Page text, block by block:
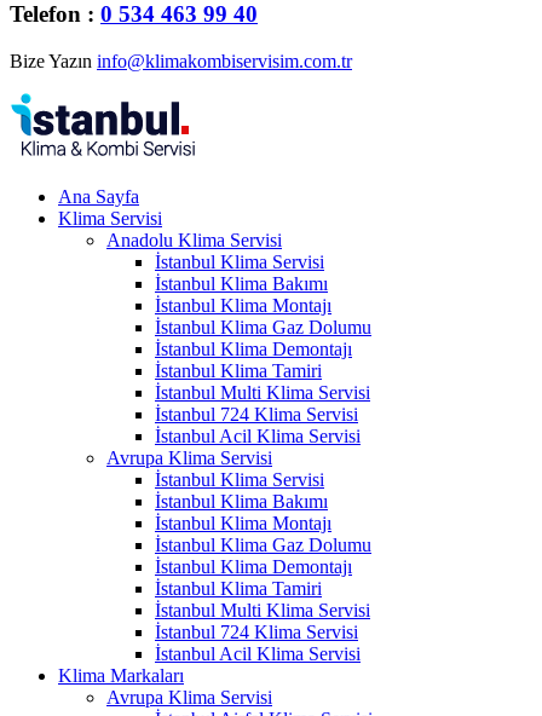
Telefon : 0 534 463 99 40
Bize Yazın info@klimakombiservisim.com.tr
Ana Sayfa
Klima Servisi
Anadolu Klima Servisi
İstanbul Klima Servisi
İstanbul Klima Bakımı
İstanbul Klima Montajı
İstanbul Klima Gaz Dolumu
İstanbul Klima Demontajı
İstanbul Klima Tamiri
İstanbul Multi Klima Servisi
İstanbul 724 Klima Servisi
İstanbul Acil Klima Servisi
Avrupa Klima Servisi
İstanbul Klima Servisi
İstanbul Klima Bakımı
İstanbul Klima Montajı
İstanbul Klima Gaz Dolumu
İstanbul Klima Demontajı
İstanbul Klima Tamiri
İstanbul Multi Klima Servisi
İstanbul 724 Klima Servisi
İstanbul Acil Klima Servisi
Klima Markaları
Avrupa Klima Servisi